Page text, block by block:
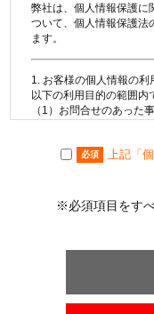
弊社は、個人情報保護に
ついて、個人情報保護法
ます。
1. お客様の個人情報の利
以下の利用目的の範囲内
（1）お問合せのあった
売買・賃貸借・仲介・
の物件情報を利用します
（4）取引の相手方探索
ります。なお契約後、
した物件の物件概要・
必須 上記「
※必須項目をす